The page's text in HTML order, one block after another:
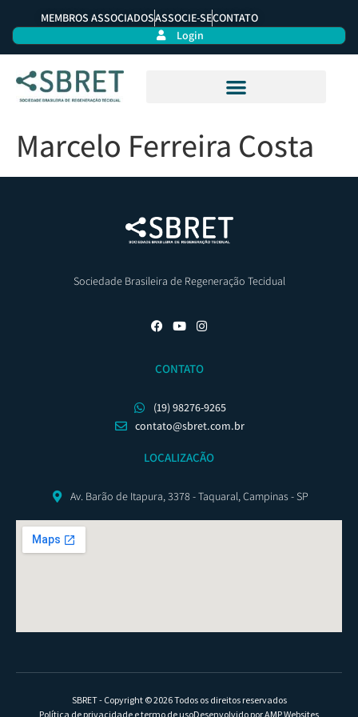
MEMBROS ASSOCIADOSASSOCIE-SECONTATO
Login
Marcelo Ferreira Costa
Sociedade Brasileira de Regeneração Tecidual
CONTATO
(19) 98276-9265
contato@sbret.com.br
LOCALIZAÇÃO
Av. Barão de Itapura, 3378 - Taquaral, Campinas - SP
SBRET - Copyright © 2026 Todos os direitos reservados
Política de privacidade e termo de usoDesenvolvido por AMP Websites